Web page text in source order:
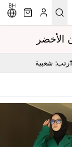
BH
الأخضر
رتب: شعبية